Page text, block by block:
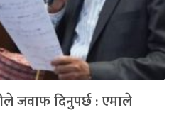
जवाफ दिनुपर्छ : एमाले